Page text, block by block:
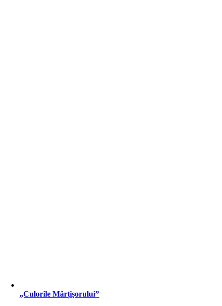
„Culorile Mărțișorului”